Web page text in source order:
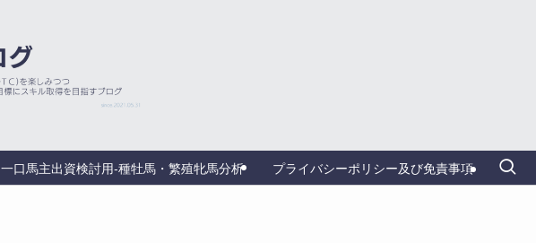
一口馬主出資検討用‐種牡馬・繁殖牝馬分析 プライバシーポリシー及び免責事項